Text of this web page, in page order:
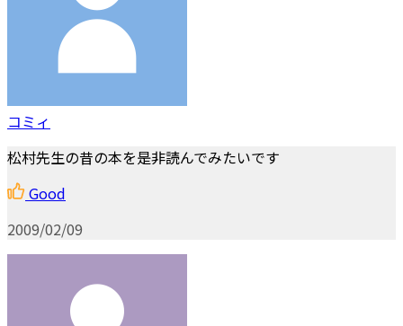
コミィ
松村先生の昔の本を是非読んでみたいです
Good
2009/02/09